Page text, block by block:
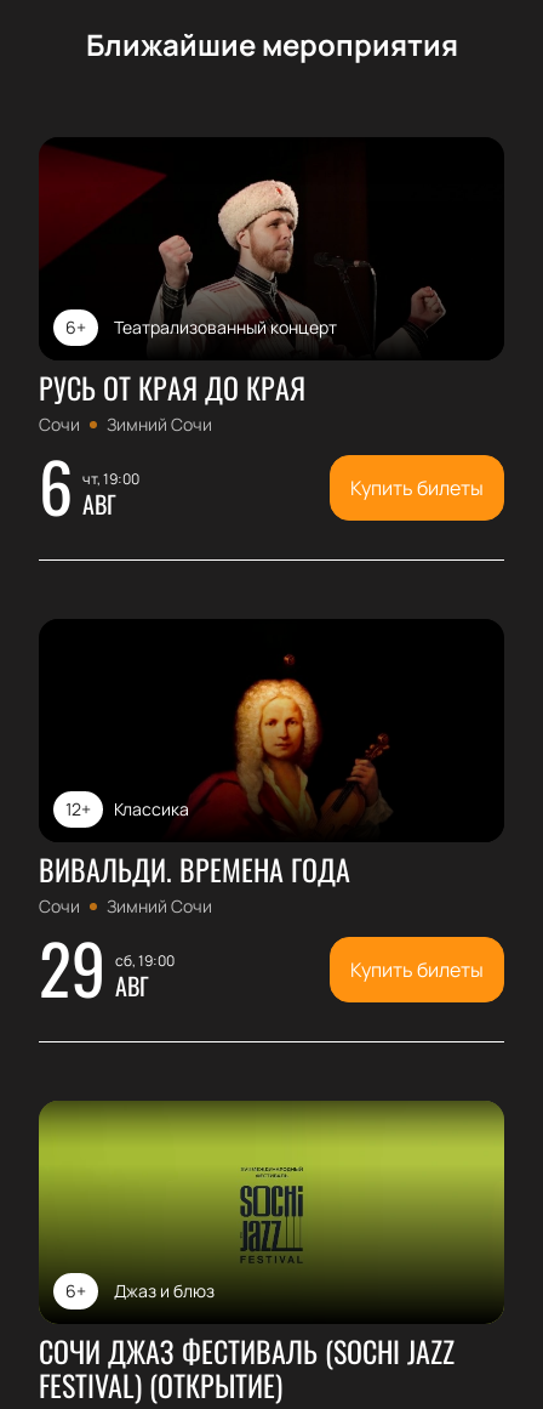
прикоснуться к музыкальному наследию Европы в
исполнении мастеров своего дела.
Ближайшие мероприятия
Театрализованный концерт
6+
РУСЬ ОТ КРАЯ ДО КРАЯ
Сочи Зимний Сочи
6 чт, 19:00
АВГ Купить билеты
Классика
12+
ВИВАЛЬДИ. ВРЕМЕНА ГОДА
Сочи Зимний Сочи
29 сб, 19:00
АВГ Купить билеты
Джаз и блюз
6+
СОЧИ ДЖАЗ ФЕСТИВАЛЬ (SOCHI JAZZ
FESTIVAL) (ОТКРЫТИЕ)